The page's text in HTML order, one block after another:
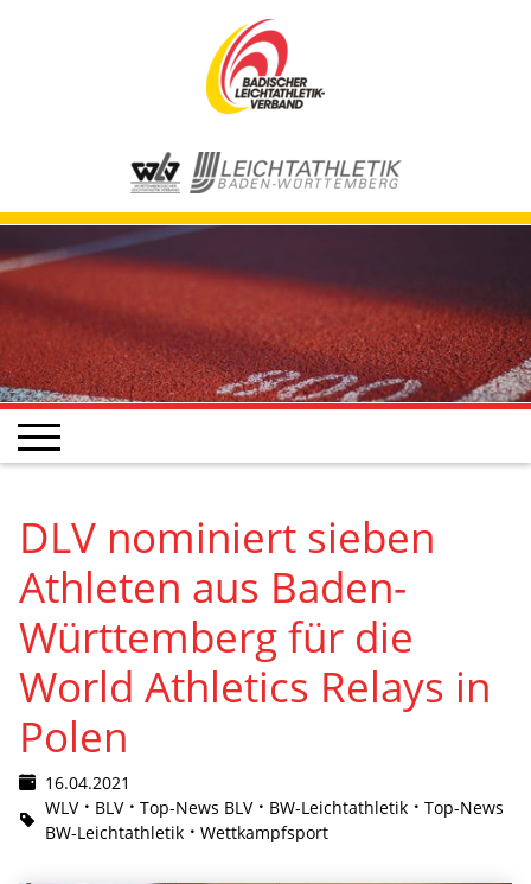
DLV nominiert sieben
Athleten aus Baden-
Württemberg für die
World Athletics Relays in
Polen
16.04.2021
WLV
BLV Top-News BLV BW-Leichtathletik
Top-News
BW-Leichtathletik
Wettkampfsport